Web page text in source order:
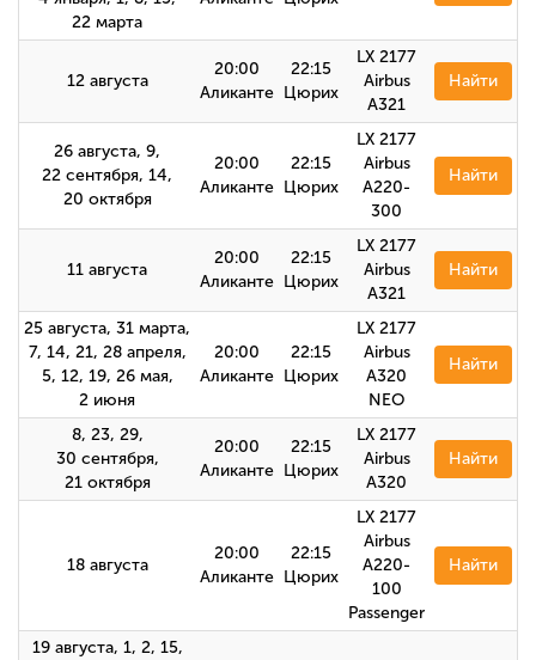
22 марта
12 августа
20:00
Аликанте
22:15
Цюрих
LX 2177
Airbus
А321
Найти
26 августа, 9,
22 сентября, 14,
20 октября
20:00
Аликанте
22:15
Цюрих
LX 2177
Airbus
A220-
300
Найти
11 августа
20:00
Аликанте
22:15
Цюрих
LX 2177
Airbus
A321
Найти
25 августа, 31 марта,
7, 14, 21, 28 апреля,
5, 12, 19, 26 мая,
2 июня
20:00
Аликанте
22:15
Цюрих
LX 2177
Airbus
A320
NEO
Найти
8, 23, 29,
30 сентября,
21 октября
20:00
Аликанте
22:15
Цюрих
LX 2177
Airbus
А320
Найти
18 августа
20:00
Аликанте
22:15
Цюрих
LX 2177
Airbus
A220-
100
Passenger
Найти
19 августа, 1, 2, 15,